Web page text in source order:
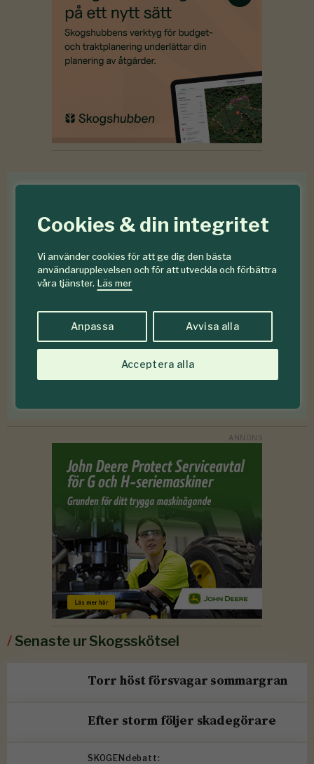
Cookies & din integritet
Vi använder cookies för att ge dig den bästa
användarupplevelsen och för att utveckla och förbättra
våra tjänster. Läs mer
Anpassa Avvisa alla
Acceptera alla
nyhetsuppdatering till din e-
postadress. Helt gratis, en
gång i veckan.
Jag godkänner att Skogen lagrar mina personuppgifter.
Läs mer om hur vi behandlar personuppgifter
/Senaste ur Skogsskötsel
Torr höst försvagar sommargran
Efter storm följer skadegörare
SKOGENdebatt: